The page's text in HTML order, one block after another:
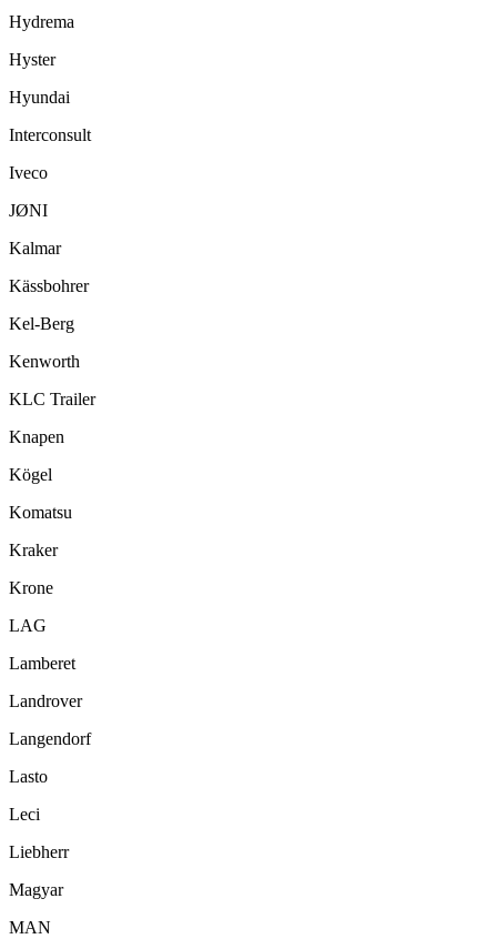
Hydrema
Hyster
Hyundai
Interconsult
Iveco
JØNI
Kalmar
Kässbohrer
Kel-Berg
Kenworth
KLC Trailer
Knapen
Kögel
Komatsu
Kraker
Krone
LAG
Lamberet
Landrover
Langendorf
Lasto
Leci
Liebherr
Magyar
MAN